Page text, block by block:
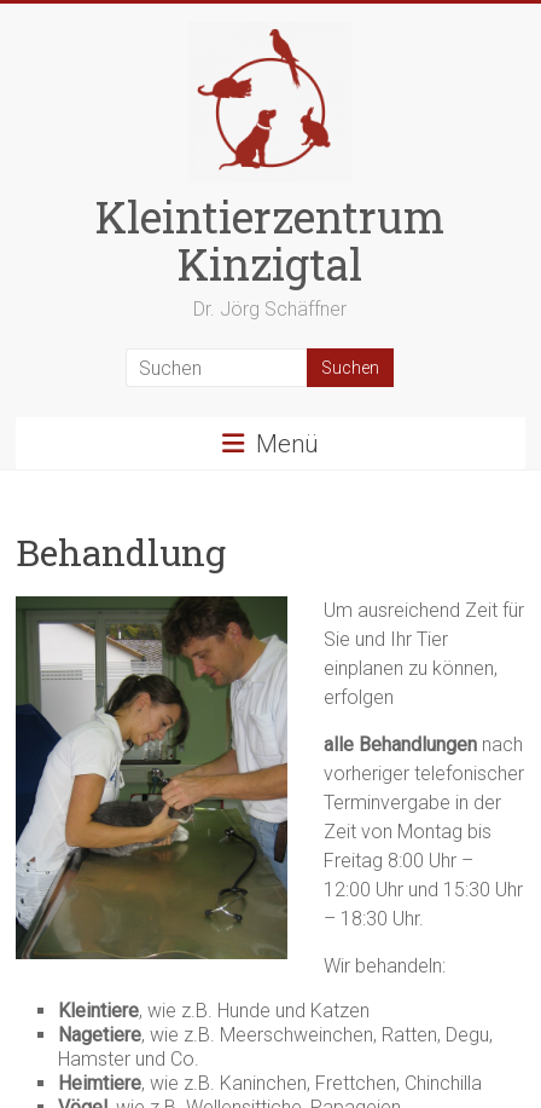
Kleintierzentrum
Kinzigtal
Dr. Jörg Schäffner
Menü
Behandlung
Um ausreichend Zeit für
Sie und Ihr Tier
einplanen zu können,
erfolgen
alle Behandlungen nach
vorheriger telefonischer
Terminvergabe in der
Zeit von Montag bis
Freitag 8:00 Uhr –
12:00 Uhr und 15:30 Uhr
– 18:30 Uhr.
Wir behandeln:
Kleintiere, wie z.B. Hunde und Katzen
Nagetiere, wie z.B. Meerschweinchen, Ratten, Degu,
Hamster und Co.
Heimtiere, wie z.B. Kaninchen, Frettchen, Chinchilla